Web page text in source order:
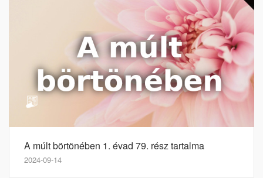
A múlt börtönében 1. évad 79. rész tartalma
2024-09-14